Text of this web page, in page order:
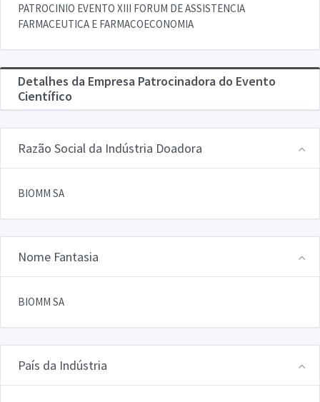
PATROCINIO EVENTO XIII FORUM DE ASSISTENCIA
FARMACEUTICA E FARMACOECONOMIA
Detalhes da Empresa Patrocinadora do Evento
Científico
Razão Social da Indústria Doadora
BIOMM SA
Nome Fantasia
BIOMM SA
País da Indústria